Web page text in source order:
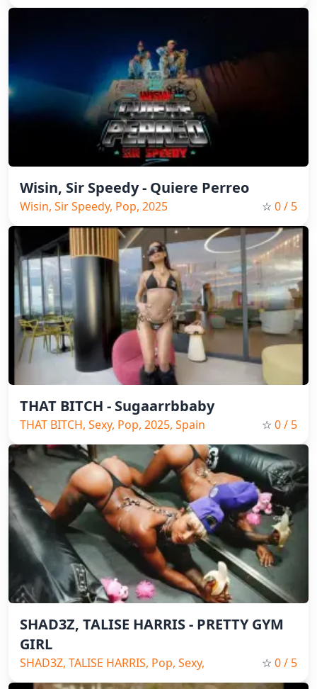
Wisin, Sir Speedy - Quiere Perreo
Wisin, Sir Speedy, Pop, 2025 ☆ 0/ 5
THAT BITCH - Sugaarrbbaby
THAT BITCH, Sexy, Pop, 2025, Spain
Music
☆ 0/ 5
SHAD3Z, TALISE HARRIS - PRETTY GYM
GIRL
SHAD3Z, TALISE HARRIS, Pop, Sexy,
2025, Car music, Bass music
☆ 0/ 5